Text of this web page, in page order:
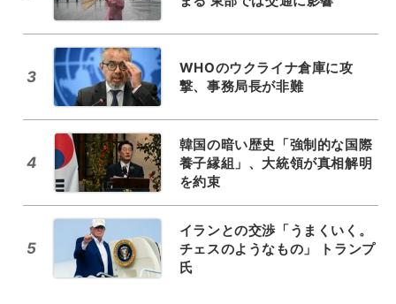
3
WHOのウクライナ倉庫に攻
撃、事務局長が非難
4
韓国の暗い歴史「強制的な国際
養子縁組」、大統領が真相解明
を約束
5
イランとの交渉「うまくいく。
チェスのようなもの」 トランプ
氏